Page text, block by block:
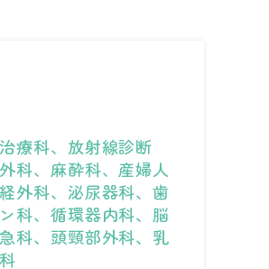
療科、放射線診断
科、麻酔科、産婦人
外科、泌尿器科、歯
科、循環器内科、脳
科、頭頸部外科、乳